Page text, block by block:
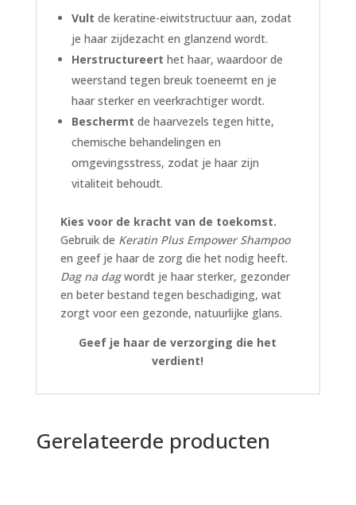
Vult de keratine-eiwitstructuur aan, zodat
je haar zijdezacht en glanzend wordt.
Herstructureert het haar, waardoor de
weerstand tegen breuk toeneemt en je
haar sterker en veerkrachtiger wordt.
Beschermt de haarvezels tegen hitte,
chemische behandelingen en
omgevingsstress, zodat je haar zijn
vitaliteit behoudt.
Kies voor de kracht van de toekomst.
Gebruik de Keratin Plus Empower Shampoo
en geef je haar de zorg die het nodig heeft.
Dag na dagwordt je haar sterker, gezonder
en beter bestand tegen beschadiging, wat
zorgt voor een gezonde, natuurlijke glans.
Geef je haar de verzorging die het
verdient!
Gerelateerde producten